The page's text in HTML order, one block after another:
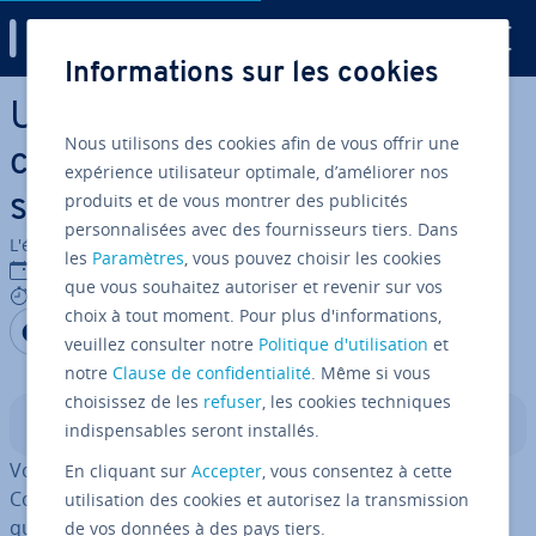
Aller au contenu principal
Ubuntu Install Composer :
comment installer Composer
sur Ubuntu 22.04
L'équipe édi­to­riale IONOS
17/08/2023
5 mins
Partager sur Facebook
Partager sur Twitter
Partager sur LinkedIn
Sommaire
Vous pouvez installer le ges­tion­naire de paquets
Composer, qui a été spé­cia­le­ment conçu pourPHP
quelques étapes seulement dans la version 22.04
Informations sur les cookies
Nous utilisons des cookies afin de vous offrir une
expérience utilisateur optimale, d’améliorer nos
produits et de vous montrer des publicités
personnalisées avec des fournisseurs tiers. Dans
les Paramètres, vous pouvez choisir les cookies
que vous souhaitez autoriser et revenir sur vos
choix à tout moment. Pour plus d'informations,
veuillez consulter notre Politique d'utilisation et
notreClause de confidentialité. Même si vous
choisissez de les refuser, les cookies techniques
indispensables seront installés.
En cliquant surAccepter, vous consentez à cette
utilisation des cookies et autorisez la transmission
de vos données à des pays tiers.